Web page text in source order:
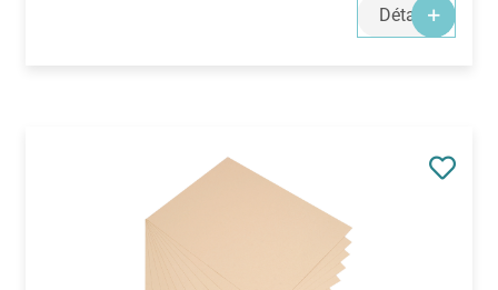
Détails